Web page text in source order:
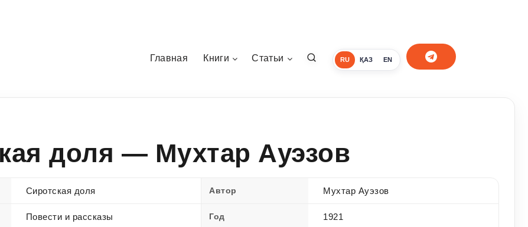
RU ҚАЗ EN
Главная Книги Статьи
доля — Мухтар Ауэзов
Сиротская доля Автор Мухтар Ауэзов
Повести и рассказы Год 1921